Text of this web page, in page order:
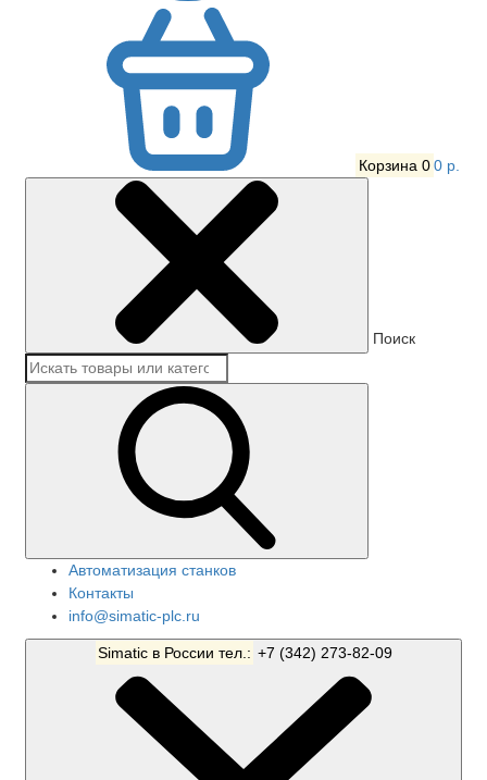
Корзина 00 р.
Поиск
Автоматизация станков
Контакты
info@simatic-plc.ru
Simatic в России тел.: +7 (342) 273-82-09